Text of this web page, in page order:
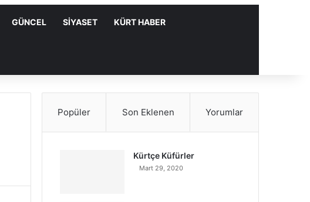
GÜNCEL SIYASET KÜRT HABER
Popüler Son Eklenen Yorumlar
Kürtçe Küfürler
Mart 29, 2020